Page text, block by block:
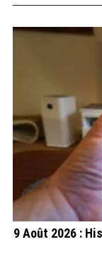
9 Août 2026 :